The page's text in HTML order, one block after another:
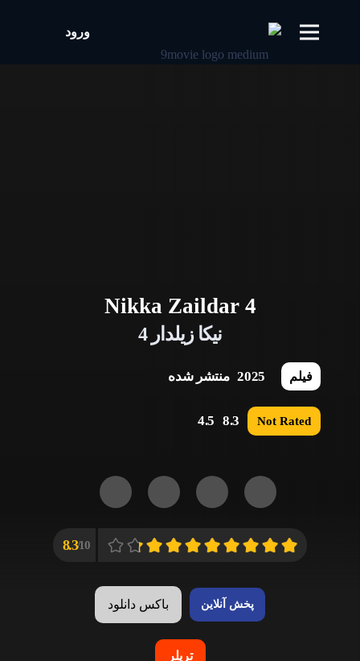
ورود
Nikka Zaildar 4
نیکا زیلدار 4
فیلم 2025 منتشر شده
Not Rated
8.3
4.5
10/
8.3
پخش آنلاین باکس دانلود
تریلر